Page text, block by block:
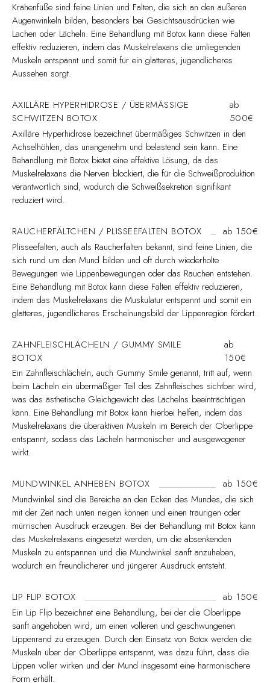
Krähenfüße sind feine Linien und Falten, die sich an den äußeren
Augenwinkeln bilden, besonders bei Gesichtsausdrücken wie
Lachen oder Lächeln. Eine Behandlung mit Botox kann diese Falten
effektiv reduzieren, indem das Muskelrelaxans die umliegenden
Muskeln entspannt und somit für ein glatteres, jugendlicheres
Aussehen sorgt.
AXILLÄRE HYPERHIDROSE / ÜBERMÄSSIGE
SCHWITZEN BOTOX
ab
500€
Axilläre Hyperhidrose bezeichnet übermäßiges Schwitzen in den
Achselhöhlen, das unangenehm und belastend sein kann. Eine
Behandlung mit Botox bietet eine effektive Lösung, da das
Muskelrelaxans die Nerven blockiert, die für die Schweißproduktion
verantwortlich sind, wodurch die Schweißsekretion signifikant
reduziert wird.
RAUCHERFÄLTCHEN / PLISSEEFALTEN BOTOX
ab 150€
Plisseefalten, auch als Raucherfalten bekannt, sind feine Linien, die
sich rund um den Mund bilden und oft durch wiederholte
Bewegungen wie Lippenbewegungen oder das Rauchen entstehen.
Eine Behandlung mit Botox kann diese Falten effektiv reduzieren,
indem das Muskelrelaxans die Muskulatur entspannt und somit ein
glatteres, jugendlicheres Erscheinungsbild der Lippenregion fördert.
ZAHNFLEISCHLÄCHELN / GUMMY SMILE
BOTOX
ab
150€
Ein Zahnfleischlächeln, auch Gummy Smile genannt, tritt auf, wenn
beim Lächeln ein übermäßiger Teil des Zahnfleisches sichtbar wird,
was das ästhetische Gleichgewicht des Lächelns beeinträchtigen
kann. Eine Behandlung mit Botox kann hierbei helfen, indem das
Muskelrelaxans die überaktiven Muskeln im Bereich der Oberlippe
entspannt, sodass das Lächeln harmonischer und ausgewogener
wirkt.
MUNDWINKEL ANHEBEN BOTOX
ab 150€
Mundwinkel sind die Bereiche an den Ecken des Mundes, die sich
mit der Zeit nach unten neigen können und einen traurigen oder
mürrischen Ausdruck erzeugen. Bei der Behandlung mit Botox kann
das Muskelrelaxans eingesetzt werden, um die absenkenden
Muskeln zu entspannen und die Mundwinkel sanft anzuheben,
wodurch ein freundlicherer und jüngerer Ausdruck entsteht.
LIP FLIP BOTOX
ab 150€
Ein Lip Flip bezeichnet eine Behandlung, bei der die Oberlippe
sanft angehoben wird, um einen volleren und geschwungenen
Lippenrand zu erzeugen. Durch den Einsatz von Botox werden die
Muskeln über der Oberlippe entspannt, was dazu führt, dass die
Lippen voller wirken und der Mund insgesamt eine harmonischere
Form erhält.